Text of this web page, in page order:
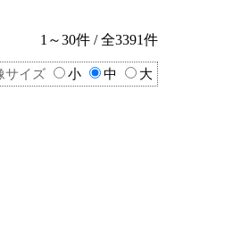
1～30件 / 全3391件
サイズ 小 中 大